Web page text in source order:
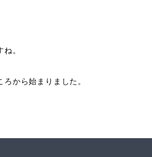
。
から始まりました。